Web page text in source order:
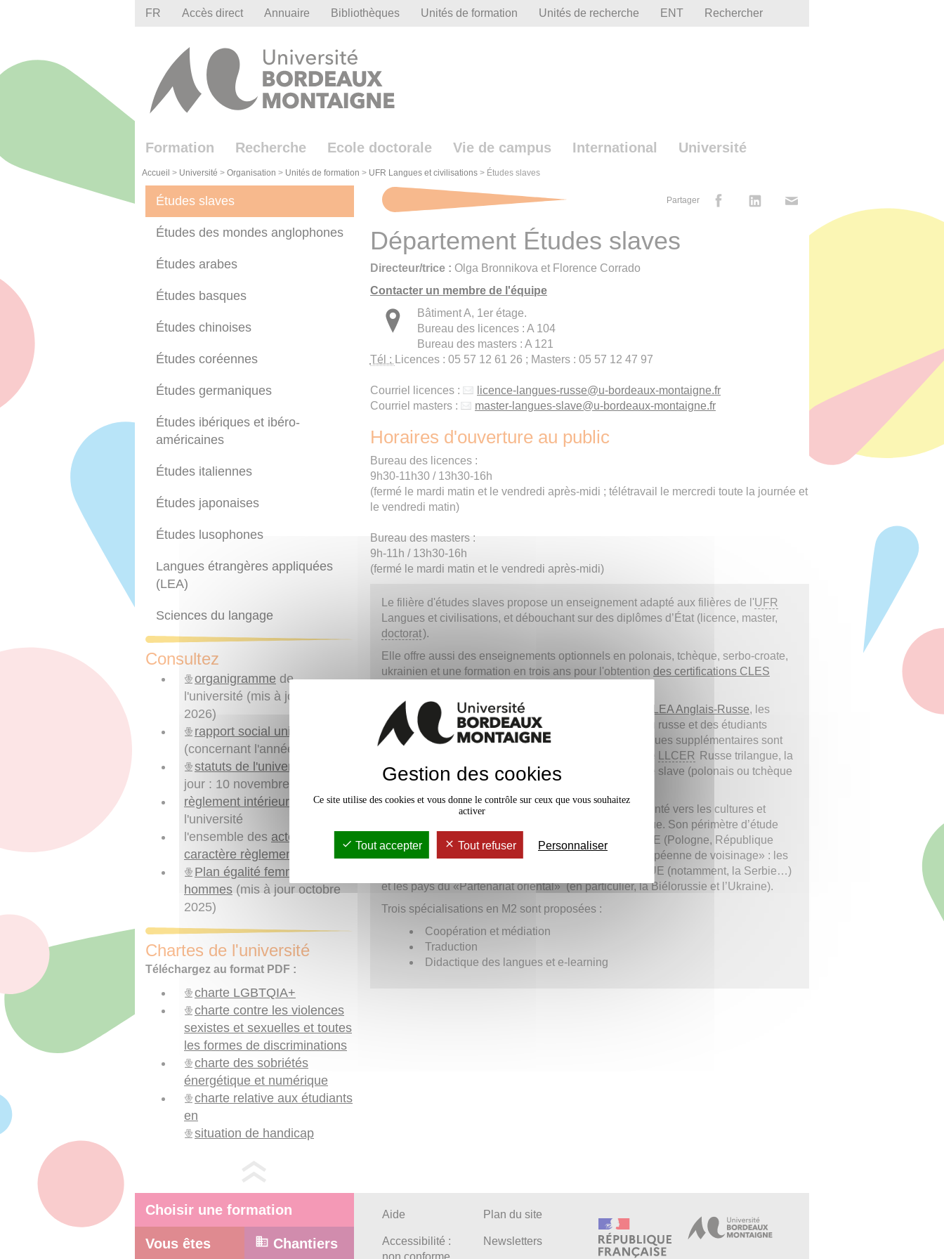
FR Accès direct Annuaire Bibliothèques Unités de formation Unités de recherche ENT Rechercher
Formation Recherche Ecole doctorale Vie de campus International Université
Accueil > Université > Organisation > Unités de formation > UFR Langues et civilisations > Études slaves
Partager
Département Études slaves
Directeur/trice : Olga Bronnikova et Florence Corrado
Contacter un membre de l'équipe
Bâtiment A, 1er étage.
Bureau des licences : A 104
Bureau des masters : A 121
Tél :
Licences : 05 57 12 61 26 ; Masters : 05 57 12 47 97
Courriel licences : licence-langues-russe@u-bordeaux-montaigne.fr
Courriel masters :
master-langues-slave@u-bordeaux-montaigne.fr
Horaires d'ouverture au public
Bureau des licences :
9h30-11h30 / 13h30-16h
(fermé le mardi matin et le vendredi après-midi ; télétravail le mercredi toute la journée et
le vendredi matin)
Bureau des masters :
9h-11h / 13h30-16h
(fermé le mardi matin et le vendredi après-midi)
Le filière d'études slaves propose un enseignement adapté aux filières de l'UFR
Langues et civilisations, et débouchant sur des diplômes d’État (licence, master,
doctorat).
Elle offre aussi des enseignements optionnels en polonais, tchèque, serbo-croate,
ukrainien et une formation en trois ans pour l'obtention des certifications CLES
Dans le cadre des licencesLLCER Russe trilangu LEA Anglais-Russe, les
études slaves accueille des étudiants ayant déjà fait du russe et des étudiants
grands débutants. Des heures d'enseignement spécifiques supplémentaires sont
LLCER
Russe trilangue, la
formation inclut l'enseignement d'une deuxième langue slave (polonais ou tchèque
Master Etudes slaves : monde est-européen
est orienté vers les cultures et
civilisations de l’Europe orientale, centrale et balkanique. Son périmètre d’étude
inclut la Russie, les pays slavophones membres de l’UE (Pologne, République
tchèque…) et les régions ciblées par la «Politique européenne de voisinage» : les
pays des Balkans occidentaux en voie d’adhésion à l’UE (notamment, la Serbie…)
et les pays du «Partenariat oriental» (en particulier, la Biélorussie et l’Ukraine).
Trois spécialisations en M2 sont proposées :
Coopération et médiation
Traduction
Didactique des langues et e-learning
Études slaves
Études des mondes anglophones
Études arabes
Études basques
Études chinoises
Études coréennes
Études germaniques
Études ibériques et ibéro-
américaines
Études italiennes
Études japonaises
Études lusophones
Langues étrangères appliquées
(LEA)
Sciences du langage
Consultez
organigramme de
l'université (mis à jour : avril
2026)
rapport social unique
(concernant l'année 2023)
statuts de l'université
jour : 10 novembre 2023)
règlement intérieur
l'université
l'ensemble des actes à
caractère règlementaire
Plan égalité femmes-
hommes (mis à jour octobre
2025)
Chartes de l'université
Téléchargez au format PDF :
charte LGBTQIA+
charte contre les violences
sexistes et sexuelles et toutes
les formes de discriminations
charte des sobriétés
énergétique et numérique
charte relative aux étudiants
en
situation de handicap
Choisir une formation
Vous êtes Chantiers
Aide
Accessibilité :
non conforme
Plan du site
Newsletters
Gestion des cookies
Ce site utilise des cookies et vous donne le contrôle sur ceux que vous souhaitez
activer
Tout accepter Tout refuser Personnaliser